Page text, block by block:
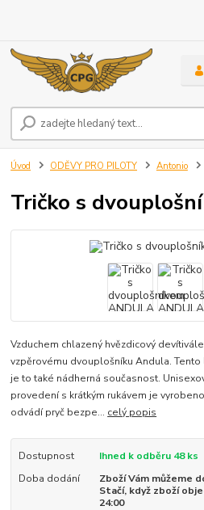
Úvod ODĚVY PRO PILOTY Antonio
Tričko s
Vzduchem chlazený hvězdicový
vzpěrovému dvouplošníku Andula.
je to také nádherná současnost.
provedení s krátkým rukávem je
odvádí pryč bezpe... celý popis
Dostupnost
Ihned k odběru 48 ks
Doba dodání
Zboží Vám můžeme
Stačí, když zboží
24:00